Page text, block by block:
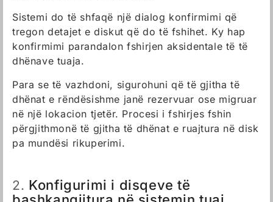
Sistemi do të shfaqë një dialog konfirmimi që
tregon detajet e diskut që do të fshihet. Ky hap
konfirmimi parandalon fshirjen aksidentale të të
dhënave tuaja.
Para se të vazhdoni, sigurohuni që të gjitha të
dhënat e rëndësishme janë rezervuar ose migruar
në një lokacion tjetër. Procesi i fshirjes fshin
përgjithmonë të gjitha të dhënat e ruajtura në disk
pa mundësi rikuperimi.
2. Konfigurimi i disqeve të